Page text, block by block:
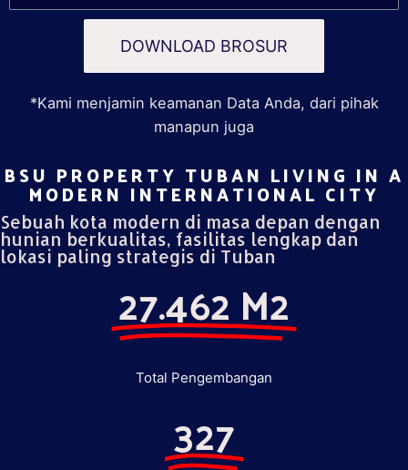
DOWNLOAD BROSUR
*Kami menjamin keamanan Data Anda, dari pihak
manapun juga
BSU PROPERTY TUBAN LIVING IN A
MODERN INTERNATIONAL CITY​
Sebuah kota modern di masa depan dengan
hunian berkualitas, fasilitas lengkap dan
lokasi paling strategis di Tuban
27.462 M2
Total Pengembangan
327